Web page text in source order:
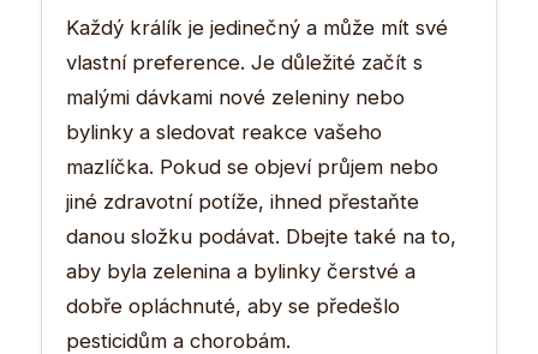
Každý králík je jedinečný a může mít své
vlastní preference. Je důležité začít s
malými dávkami nové zeleniny nebo
bylinky a sledovat reakce vašeho
mazlíčka. Pokud se objeví průjem nebo
jiné zdravotní potíže, ihned přestaňte
danou složku podávat. Dbejte také na to,
aby byla zelenina a bylinky čerstvé a
dobře opláchnuté, aby se předešlo
pesticidům a chorobám.